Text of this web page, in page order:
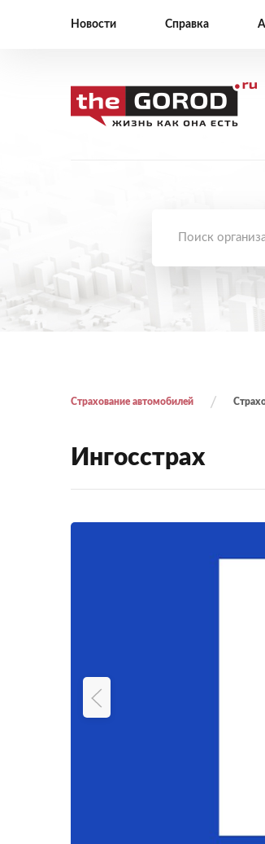
Новости Справка
Страхование автомобилей
Ингосстрах